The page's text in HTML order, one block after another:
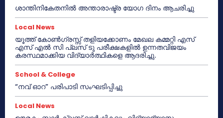
ശാന്തിനികേതനിൽ അന്താരാഷ്ട്ര യോഗ ദിനം ആചരിച്ചു
Local News
യൂത്ത് കോൺഗ്രസ്സ് തളിയക്കോണം മേഖല കമ്മറ്റി എസ്
എസ് എൽ സി പ്ലസ് ടു പരീക്ഷകളിൽ ഉന്നതവിജയം
കരസ്ഥമാക്കിയ വിദ്യാർത്ഥികളെ ആദരിച്ചു.
School & College
“നവ് ഓറ” പരിപാടി സംഘടിപ്പിച്ചു
Local News